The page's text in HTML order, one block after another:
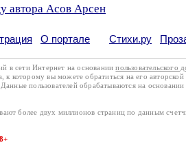
автора Асов Арсен
О портале Стихи.ру
в сети Интернет на основаниипользовательского
к которому вы можете обратиться на его
. Данные пользователей обрабатываются на основании
более двух миллионов страниц по данным